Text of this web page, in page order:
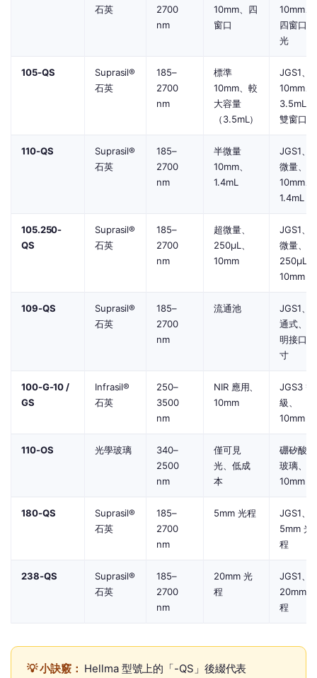
石英
2700
nm
10mm、四
窗口
10mm、
四窗口螢
光
105-QS
Suprasil®
石英
185–
2700
nm
標準
10mm、較
大容量
（3.5mL）
JGS1、
10mm、
3.5mL、
雙窗口
110-QS
Suprasil®
石英
185–
2700
nm
半微量
10mm、
1.4mL
JGS1、
微量、
10mm、
1.4mL
105.250-
QS
Suprasil®
石英
185–
2700
nm
超微量、
250µL、
10mm
JGS1、
微量、
250µL、
10mm
109-QS
Suprasil®
石英
185–
2700
nm
流通池
JGS1、
通式、註
明接口尺
寸
100-G-10 /
GS
Infrasil®
石英
250–
3500
nm
NIR 應用、
10mm
JGS3 等
級、
10mm
110-OS 光學玻璃
340–
2500
nm
僅可見
光、低成
本
硼矽酸鹽
玻璃、
10mm
180-QS
Suprasil®
石英
185–
2700
nm
5mm 光程
JGS1、
5mm 光
程
238-QS
Suprasil®
石英
185–
2700
nm
20mm 光
程
JGS1、
20mm
程
💡 小訣竅： Hellma 型號上的「-QS」後綴代表